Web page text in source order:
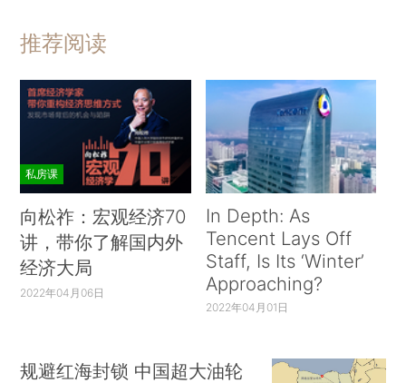
推荐阅读
私房课
向松祚：宏观经济70
讲，带你了解国内外
经济大局
2022年04月06日
In Depth: As
Tencent Lays Off
Staff, Is Its ‘Winter’
Approaching?
2022年04月01日
规避红海封锁 中国超大油轮